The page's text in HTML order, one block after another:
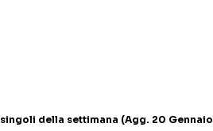
della settimana (Agg. 20 Gennaio